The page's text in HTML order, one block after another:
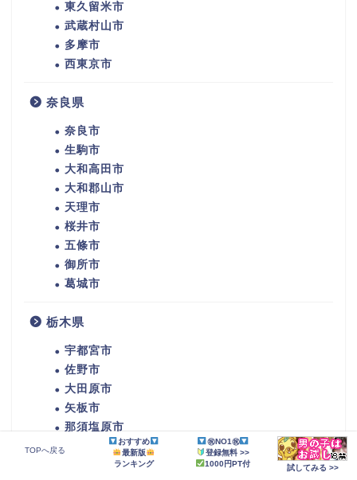
東久留米市
武蔵村山市
多摩市
西東京市
奈良県
奈良市
生駒市
大和高田市
大和郡山市
天理市
桜井市
五條市
御所市
葛城市
栃木県
宇都宮市
佐野市
大田原市
矢板市
那須塩原市
TOPへ戻る
おすすめ
最新版
ランキング
㊗NO1㊗
登録無料 >>
1000円PT付
試してみる >>